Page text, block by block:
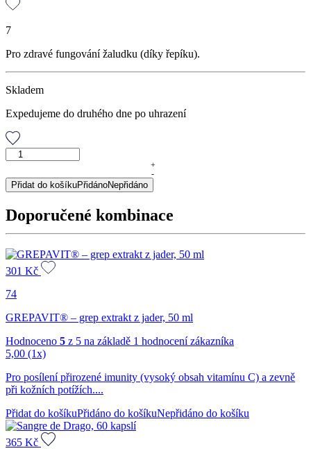
7
Pro zdravé fungování žaludku (díky řepíku).
Skladem
Expedujeme do druhého dne po uhrazení
Ulkusan,
čaj,
50
množství
+
-
Přidat do košíkuPřidánoNepřidáno
Doporučené kombinace
301 Kč
74
GREPAVIT® – grep extrakt z jader, 50 ml
Hodnoceno 5 z 5 na základě 1 hodnocení zákazníka
5,00 (1x)
Pro posílení přirozené imunity (vysoký obsah vitamínu C) a zevně
při kožních potížích....
Přidat do košíkuPřidáno do košíkuNepřidáno do košíku
365 Kč